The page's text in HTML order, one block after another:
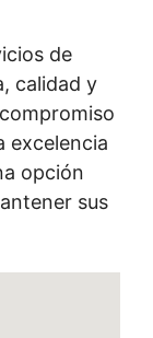
de
calidad y
excelencia
opción
sus